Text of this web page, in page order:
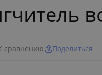
сравнению Поделиться